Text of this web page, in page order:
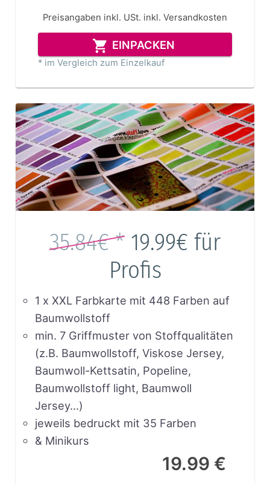
Preisangaben inkl. USt. inkl. Versandkosten
EINPACKEN
* im Vergleich zum Einzelkauf
35.84€ * 19.99€ für
Profis
1 x XXL Farbkarte mit 448 Farben auf
Baumwollstoff
min. 7 Griffmuster von Stoffqualitäten
(z.B. Baumwollstoff, Viskose Jersey,
Baumwoll-Kettsatin, Popeline,
Baumwollstoff light, Baumwoll
Jersey…)
jeweils bedruckt mit 35 Farben
& Minikurs
19.99 €